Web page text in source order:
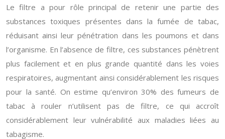
Le filtre a pour rôle principal de retenir une partie des
substances toxiques présentes dans la fumée de tabac,
réduisant ainsi leur pénétration dans les poumons et dans
l’organisme. En l’absence de filtre, ces substances pénètrent
plus facilement et en plus grande quantité dans les voies
respiratoires, augmentant ainsi considérablement les risques
pour la santé. On estime qu’environ 30% des fumeurs de
tabac à rouler n’utilisent pas de filtre, ce qui accroît
considérablement leur vulnérabilité aux maladies liées au
tabagisme.